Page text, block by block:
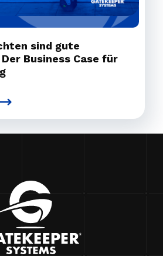
sind gute
Business Case für